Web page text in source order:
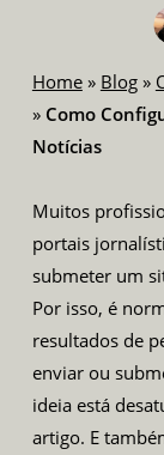
Home» Blog»
» Como
Notícias
Muitos
portais
submeter um
Por isso, é
resultados de
enviar ou
ideia está
artigo. E